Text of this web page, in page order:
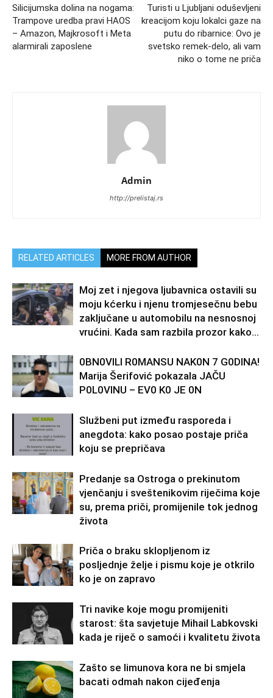
Silicijumska dolina na nogama:
Trampove uredba pravi HAOS
– Amazon, Majkrosoft i Meta
alarmirali zaposlene
Turisti u Ljubljani oduševljeni
kreacijom koju lokalci gaze na
putu do ribarnice: Ovo je
svetsko remek-delo, ali vam
niko o tome ne priča
Admin
http://prelistaj.rs
RELATED ARTICLES MORE FROM AUTHOR
Moj zet i njegova ljubavnica ostavili su
moju kćerku i njenu tromjesečnu bebu
zaključane u automobilu na nesnosnoj
vrućini. Kada sam razbila prozor kako...
0BN0VlLl R0MANSU NAK0N 7 G0DlNA!
Marija Šerifović pokazala JAČU
P0L0VINU – EV0 K0 JE 0N
Službeni put između rasporeda i
anegdota: kako posao postaje priča
koju se prepričava
Predanje sa Ostroga o prekinutom
vjenčanju i sveštenikovim riječima koje
su, prema priči, promijenile tok jednog
života
Priča o braku sklopljenom iz
posljednje želje i pismu koje je otkrilo
ko je on zapravo
Tri navike koje mogu promijeniti
starost: šta savjetuje Mihail Labkovski
kada je riječ o samoći i kvalitetu života
Zašto se limunova kora ne bi smjela
bacati odmah nakon cijeđenja